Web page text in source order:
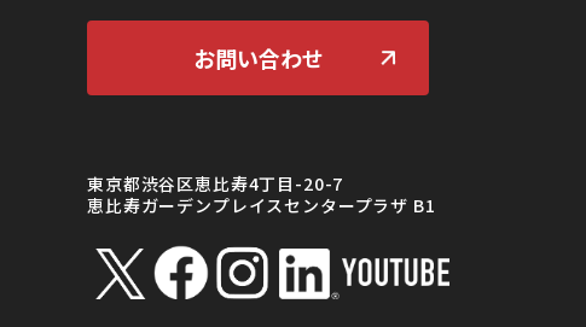
お問い合わせ
東京都渋谷区恵比寿4丁目-20-7
恵比寿ガーデンプレイスセンタープラザ B1